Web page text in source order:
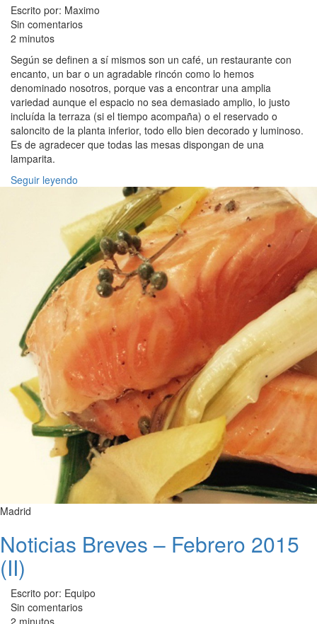
Escrito por: Maximo
Sin comentarios
2 minutos
Según se definen a sí mismos son un café, un restaurante con
encanto, un bar o un agradable rincón como lo hemos
denominado nosotros, porque vas a encontrar una amplia
variedad aunque el espacio no sea demasiado amplio, lo justo
incluída la terraza (si el tiempo acompaña) o el reservado o
saloncito de la planta inferior, todo ello bien decorado y luminoso.
Es de agradecer que todas las mesas dispongan de una
lamparita.
Seguir leyendo
Madrid
Noticias Breves – Febrero 2015
(II)
Escrito por: Equipo
Sin comentarios
2 minutos